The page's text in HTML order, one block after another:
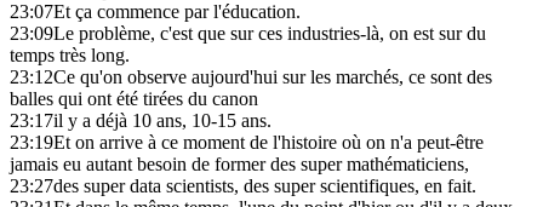
23:07Et ça commence par l'éducation.
23:09Le problème, c'est que sur ces industries-là, on est sur du
temps très long.
23:12Ce qu'on observe aujourd'hui sur les marchés, ce sont des
balles qui ont été tirées du canon
23:17il y a déjà 10 ans, 10-15 ans.
23:19Et on arrive à ce moment de l'histoire où on n'a peut-être
jamais eu autant besoin de former des super mathématiciens,
23:27des super data scientists, des super scientifiques, en fait.